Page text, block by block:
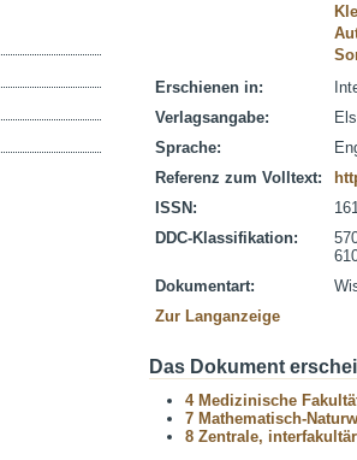
Erschienen in:
Verlagsangabe:
Sprache:
Referenz zum Volltext:
ISSN:
DDC-Klassifikation:
Dokumentart:
Zur Langanzeige
Das Dokument
4 Medizinische
7 Mathematisch-
8 Zentrale,